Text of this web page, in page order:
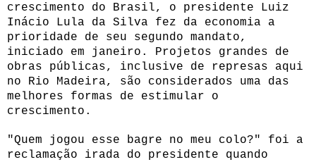
crescimento do Brasil, o presidente Luiz
Inácio Lula da Silva fez da economia a
prioridade de seu segundo mandato,
iniciado em janeiro. Projetos grandes de
obras públicas, inclusive de represas aqui
no Rio Madeira, são considerados uma das
melhores formas de estimular o
crescimento.
"Quem jogou esse bagre no meu colo?" foi a
reclamação irada do presidente quando